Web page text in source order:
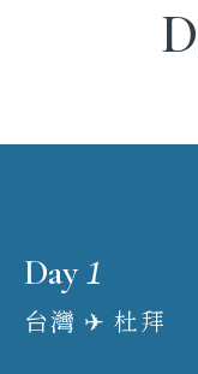
Day1
台灣 ✈︎ 杜拜